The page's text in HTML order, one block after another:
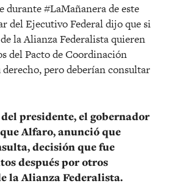
durante #LaMañanera de este
del Ejecutivo Federal dijo que si
la Alianza Federalista quieren
del Pacto de Coordinación
derecho, pero deberían consultar
presidente, el gobernador
Alfaro, anunció que
decisión que fue
después por otros
la Alianza Federalista.